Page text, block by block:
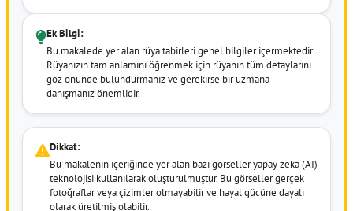
Ek Bilgi:
Bu makalede yer alan rüya tabirleri genel bilgiler içermektedir.
Rüyanızın tam anlamını öğrenmek için rüyanın tüm detaylarını
göz önünde bulundurmanız ve gerekirse bir uzmana
danışmanız önemlidir.
Dikkat:
Bu makalenin içeriğinde yer alan bazı görseller yapay zeka (AI)
teknolojisi kullanılarak oluşturulmuştur. Bu görseller gerçek
fotoğraflar veya çizimler olmayabilir ve hayal gücüne dayalı
olarak üretilmiş olabilir.